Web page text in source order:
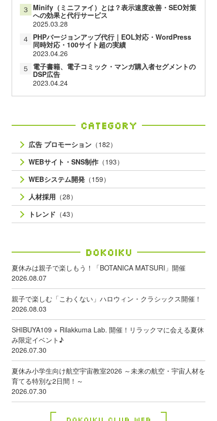
３ Minify（ミニファイ）とは？表示速度改善・SEO対策
への効果と代行サービス
2025.03.28
４ PHPバージョンアップ代行｜EOL対応・WordPress
同時対応・100サイト超の実績
2023.04.26
５ 電子書籍、電子コミック・マンガ購入者セグメントの
DSP広告
2023.04.24
Category
広告 プロモーション （182）
WEBサイト・SNS制作 （193）
WEBシステム開発 （159）
人材採用 （28）
トレンド （43）
Dokoiku
夏休みは親子で楽しもう！「BOTANICA MATSURI」開催
2026.08.07
親子で楽しむ「こわくない」ハロウィン・クラシックス開催！
2026.08.03
SHIBUYA109 × Rilakkuma Lab. 開催！リラックマに会える夏休
み限定イベント♪
2026.07.30
夏休み小学生向け航空宇宙教室2026 ～未来の航空・宇宙人材を
育てる特別な2日間！～
2026.07.30